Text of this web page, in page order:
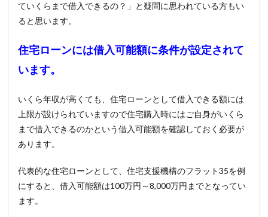
使途
に関
条件
住宅
ンの
年齢
条件
5
年収
は？
6
就業
ていくらまで借入できるの？」と疑問に思われている方もい
ると思います。
住宅ローンには借入可能額に条件が設定されて
います。
いくら年収が高くても、住宅ローンとして借入できる額には
上限が設けられていますので住宅購入時にはご自身がいくら
まで借入できるのかという借入可能額を確認しておく必要が
あります。
代表的な住宅ローンとして、住宅支援機構のフラット35を例
にすると、借入可能額は100万円～8,000万円までとなってい
ます。